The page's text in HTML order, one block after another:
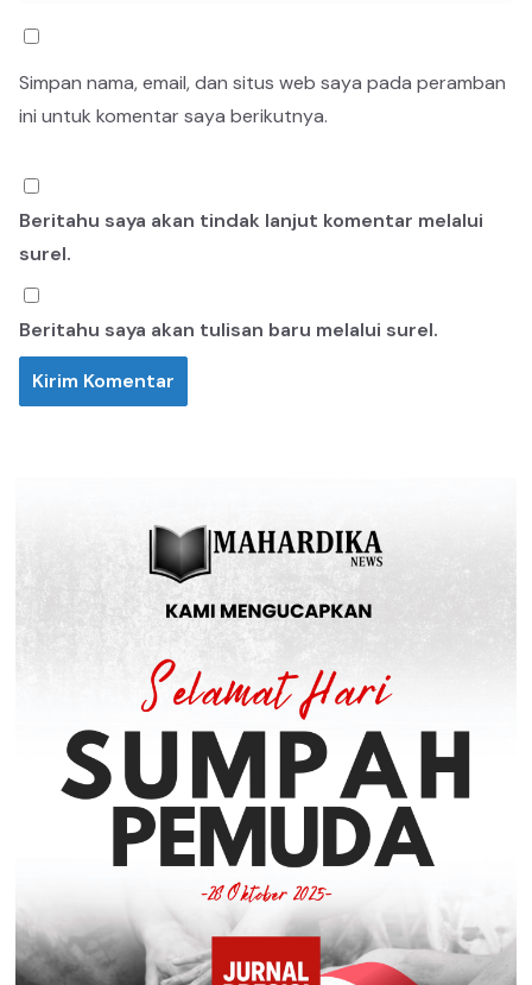
Simpan nama, email, dan situs web saya pada peramban
ini untuk komentar saya berikutnya.
Beritahu saya akan tindak lanjut komentar melalui
surel.
Beritahu saya akan tulisan baru melalui surel.